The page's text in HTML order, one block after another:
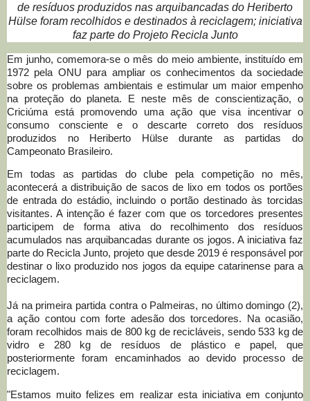
de resíduos produzidos nas arquibancadas do Heriberto
Hülse foram recolhidos e destinados à reciclagem; iniciativa
faz parte do Projeto Recicla Junto
Em junho, comemora-se o mês do meio ambiente, instituído em
1972 pela ONU para ampliar os conhecimentos da sociedade
sobre os problemas ambientais e estimular um maior empenho
na proteção do planeta. E neste mês de conscientização, o
Criciúma está promovendo uma ação que visa incentivar o
consumo consciente e o descarte correto dos resíduos
produzidos no Heriberto Hülse durante as partidas do
Campeonato Brasileiro.
Em todas as partidas do clube pela competição no mês,
acontecerá a distribuição de sacos de lixo em todos os portões
de entrada do estádio, incluindo o portão destinado às torcidas
visitantes. A intenção é fazer com que os torcedores presentes
participem de forma ativa do recolhimento dos resíduos
acumulados nas arquibancadas durante os jogos. A iniciativa faz
parte do Recicla Junto, projeto que desde 2019 é responsável por
destinar o lixo produzido nos jogos da equipe catarinense para a
reciclagem.
Já na primeira partida contra o Palmeiras, no último domingo (2),
a ação contou com forte adesão dos torcedores. Na ocasião,
foram recolhidos mais de 800 kg de recicláveis, sendo 533 kg de
vidro e 280 kg de resíduos de plástico e papel, que
posteriormente foram encaminhados ao devido processo de
reciclagem.
"Estamos muito felizes em realizar esta iniciativa em conjunto